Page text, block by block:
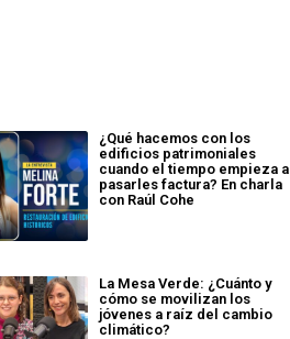
¿Qué hacemos con los
edificios patrimoniales
cuando el tiempo empieza a
pasarles factura? En charla
con Raúl Cohe
La Mesa Verde: ¿Cuánto y
cómo se movilizan los
jóvenes a raíz del cambio
climático?